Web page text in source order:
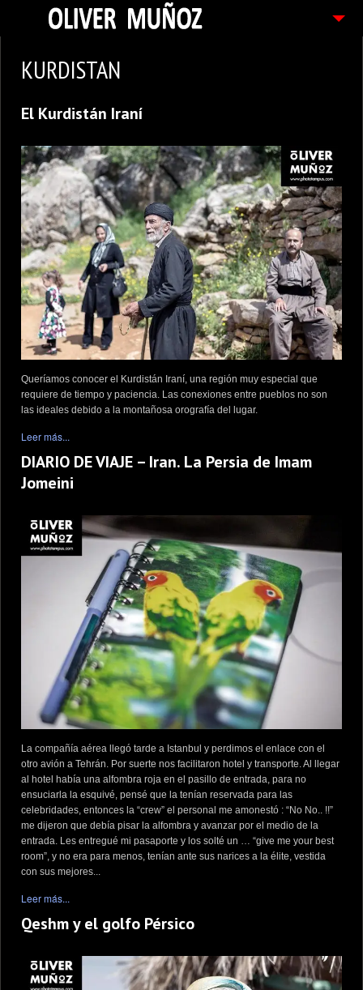
FOTOGRAFIAS
CONTACTO
KURDISTAN
El Kurdistán Iraní
Queríamos conocer el Kurdistán Iraní, una región muy especial que
requiere de tiempo y paciencia. Las conexiones entre pueblos no son
las ideales debido a la montañosa orografía del lugar.
Leer más...
DIARIO DE VIAJE – Iran. La Persia de Imam
Jomeini
La compañía aérea llegó tarde a Istanbul y perdimos el enlace con el
otro avión a Tehrán. Por suerte nos facilitaron hotel y transporte. Al llegar
al hotel había una alfombra roja en el pasillo de entrada, para no
ensuciarla la esquivé, pensé que la tenían reservada para las
celebridades, entonces la “crew” el personal me amonestó : “No No.. !!”
me dijeron que debía pisar la alfombra y avanzar por el medio de la
entrada. Les entregué mi pasaporte y los solté un … “give me your best
room”, y no era para menos, tenían ante sus narices a la élite, vestida
con sus mejores...
Leer más...
Qeshm y el golfo Pérsico